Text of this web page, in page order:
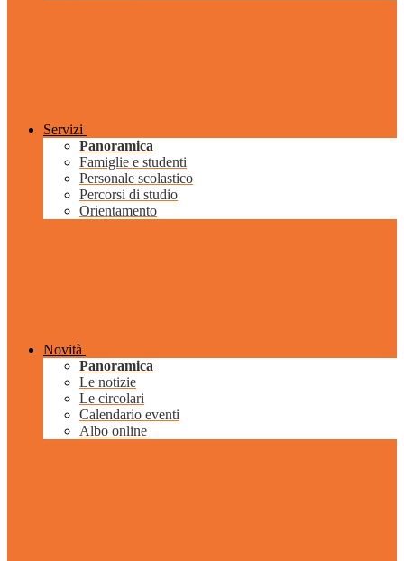
Servizi
Panoramica
Famiglie e studenti
Personale scolastico
Percorsi di studio
Orientamento
Novità
Panoramica
Le notizie
Le circolari
Calendario eventi
Albo online